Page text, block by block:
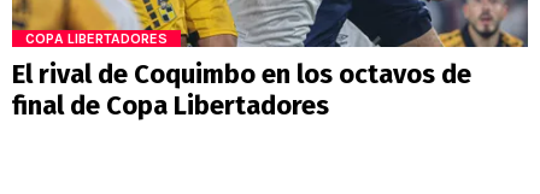
COPA LIBERTADORES
El rival de Coquimbo en los octavos de
final de Copa Libertadores